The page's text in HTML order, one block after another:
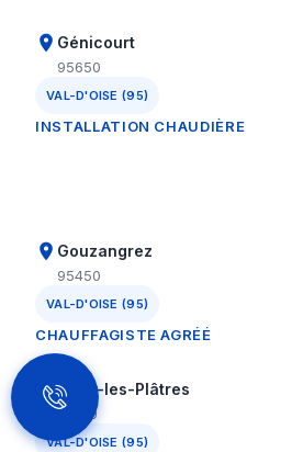
Génicourt
95650
VAL-D'OISE (95)
INSTALLATION CHAUDIÈRE
Gouzangrez
95450
VAL-D'OISE (95)
CHAUFFAGISTE AGRÉÉ
Grisy-les-Plâtres
95810
VAL-D'OISE (95)